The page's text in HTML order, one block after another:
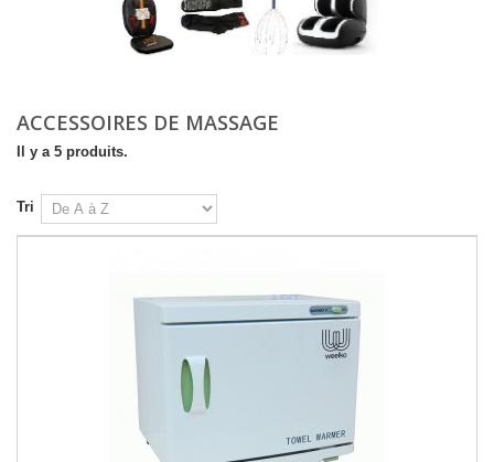
ACCESSOIRES DE MASSAGE
Il y a 5 produits.
Tri